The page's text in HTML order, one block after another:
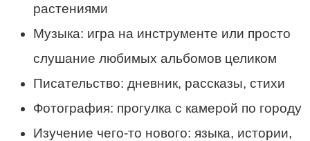
растениями
Музыка: игра на инструменте или просто
слушание любимых альбомов целиком
Писательство: дневник, рассказы, стихи
Фотография: прогулка с камерой по городу
Изучение чего-то нового: языка, истории,